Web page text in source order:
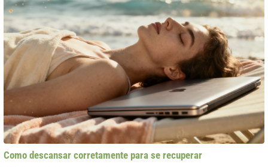
Como descansar corretamente para se recuperar